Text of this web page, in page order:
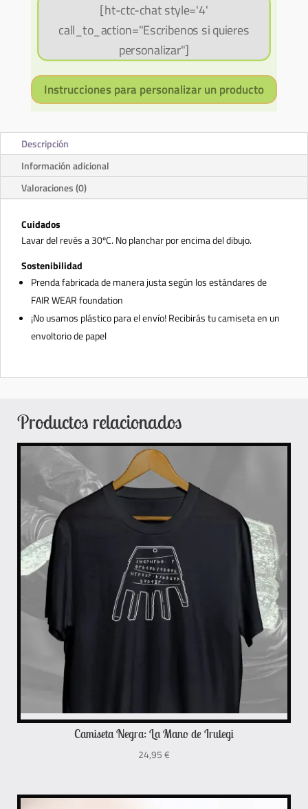
[ht-ctc-chat style='4'
call_to_action="Escribenos si quieres
personalizar"]
Instrucciones para personalizar un producto
Descripción
Información adicional
Valoraciones (0)
Cuidados
Lavar del revés a 30ºC. No planchar por encima del dibujo.
Sostenibilidad
Prenda fabricada de manera justa según los estándares de
FAIR WEAR foundation
¡No usamos plástico para el envío! Recibirás tu camiseta en un
envoltorio de papel
Productos relacionados
Camiseta Negra: La Mano de Irulegi
24,95€